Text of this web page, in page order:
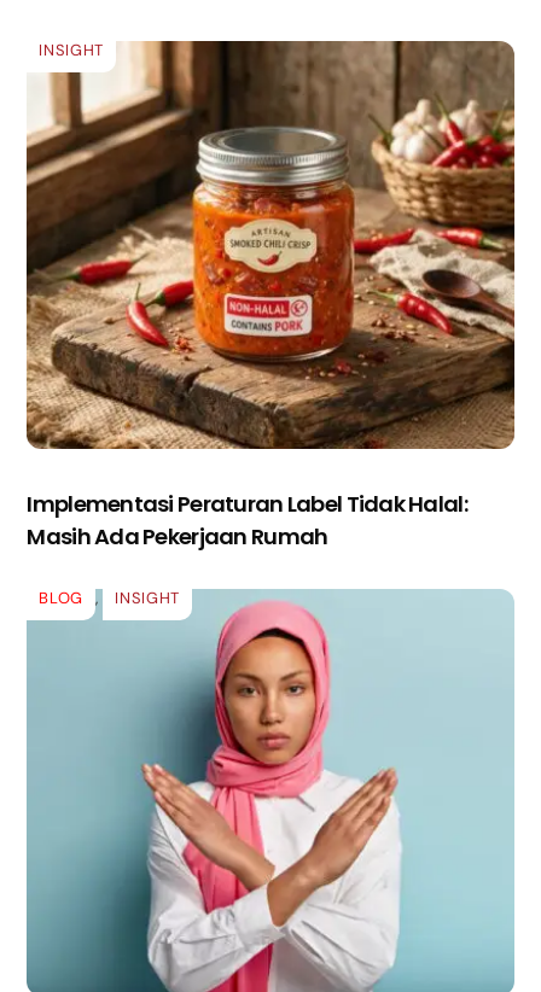
INSIGHT
Implementasi Peraturan Label Tidak Halal:
Masih Ada Pekerjaan Rumah
BLOG , INSIGHT